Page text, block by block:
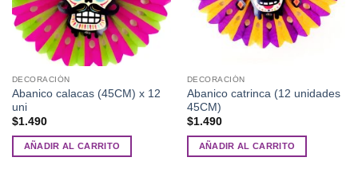
DECORACIÓN
Abanico calacas (45CM) x 12
uni
$1.490
AÑADIR AL CARRITO
DECORACIÓN
Abanico catrinca (12 unidades
45CM)
$1.490
AÑADIR AL CARRITO